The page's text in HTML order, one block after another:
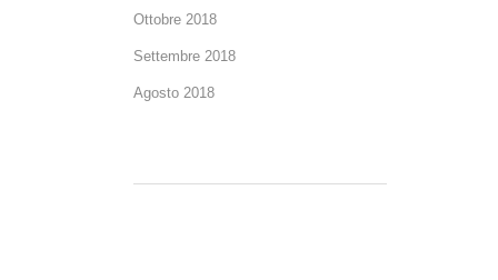
Ottobre 2018
Settembre 2018
Agosto 2018